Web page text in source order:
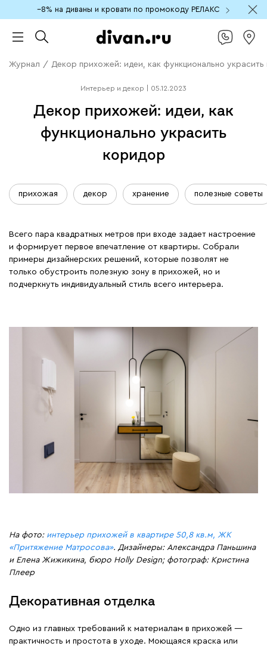
−8% на диваны и кровати по промокоду РЕЛАКС
Журнал / Декор прихожей: идеи, как функционально
Интерьер и декор 05.12.2023
Декор прихожей: идеи, как
функционально украсить
коридор
прихожая декор хранение полезные советы
Всего пара квадратных метров при входе задает настроение
и формирует первое впечатление от квартиры. Собрали
примеры дизайнерских решений, которые позволят не
только обустроить полезную зону в прихожей, но и
подчеркнуть индивидуальный стиль всего интерьера.
На фото: интерьер прихожей в квартире 50,8 кв.м, ЖК
«Притяжение Матросова». Дизайнеры: Александра Паньшина
и Елена Жижикина, бюро Holly Design; фотограф: Кристина
Плеер
Декоративная отделка
Одно из главных требований к материалам в прихожей —
практичность и простота в уходе. Моющаяся краска или